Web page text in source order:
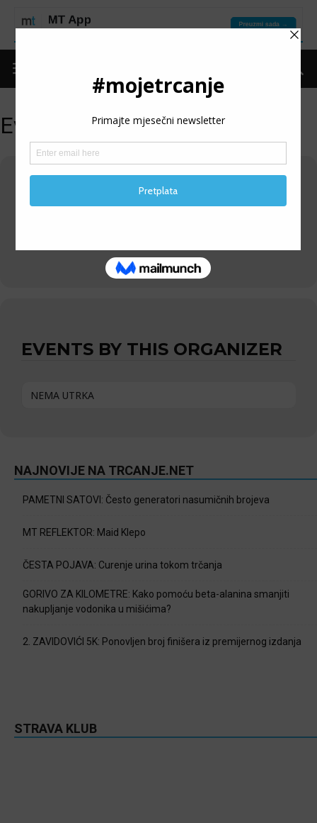
Events by this organizer
SAVEZ EXTREMNIH
EVENTS BY THIS ORGANIZER
NEMA UTRKA
NAJNOVIJE NA TRCANJE.NET
PAMETNI SATOVI: Često generatori nasumičnih brojeva
MT REFLEKTOR: Maid Klepo
ČESTA POJAVA: Curenje urina tokom trčanja
GORIVO ZA KILOMETRE: Kako pomoću beta-alanina smanjiti
nakupljanje vodonika u mišićima?
2. ZAVIDOVIĆI 5K: Ponovljen broj finišera iz premijernog izdanja
STRAVA KLUB